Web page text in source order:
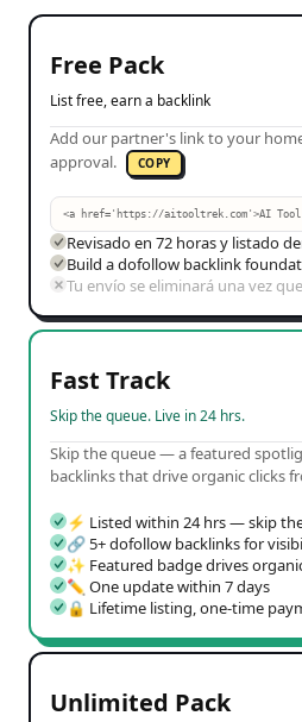
Free Pack
List free, earn a backlink
Add our partner's link to your
approval.
COPY
<a href='https://aitooltrek.com'>AI Tool
Revisado en 72 horas y listado
Build a dofollow backlink
Tu envío se eliminará una vez
Fast Track
Skip the queue. Live in 24 hrs.
Skip the queue — a featured
backlinks that drive organic clicks
⚡ Listed within 24 hrs — skip
🔗 5+ dofollow backlinks for
✨ Featured badge drives
✏️ One update within 7 days
🔒 Lifetime listing, one-time
Unlimited Pack